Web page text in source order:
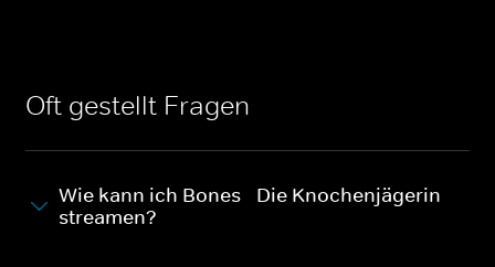
Oft gestellt Fragen
Wie kann ich Bones - Die Knochenjägerin
streamen?